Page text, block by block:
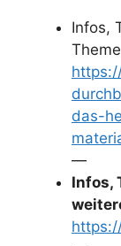
Infos,
das-
—
Infos,